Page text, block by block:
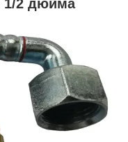
1/2 дюйма